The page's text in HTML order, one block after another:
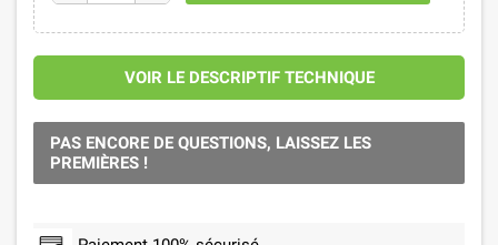
VOIR LE DESCRIPTIF TECHNIQUE
PAS ENCORE DE QUESTIONS, LAISSEZ LES
PREMIÈRES !